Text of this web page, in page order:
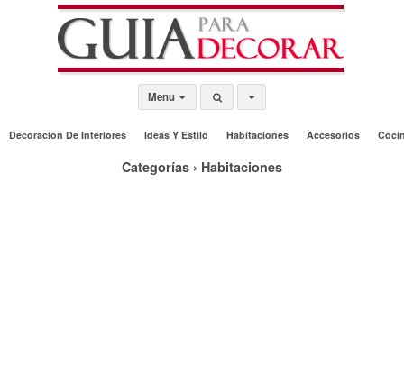
Menu
Decoracion De Interiores Ideas Y Estilo Habitaciones Accesorios
Categorías › Habitaciones